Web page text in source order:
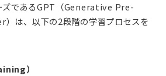
ズであるGPT（Generative Pre-
は、以下の2段階の学習プロセスを
）